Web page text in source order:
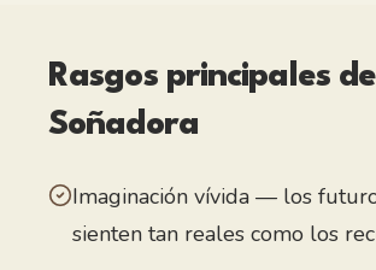
Rasgos principales
Soñadora
Imaginación vívida — los
sienten tan reales como los